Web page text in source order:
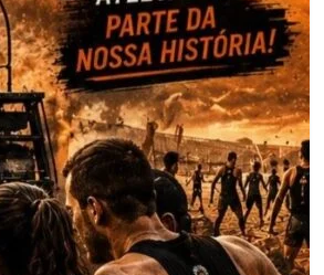
Mobilidade SERVIÇOS Trânsito
Transporte coletivo de
Castanhal: mais conforto,
tecnologia e praticidade
com nova frota e sistema
inteligente
14 de julho de 2026
admin
Comentários desativados